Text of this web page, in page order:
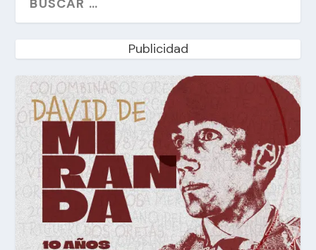
Publicidad